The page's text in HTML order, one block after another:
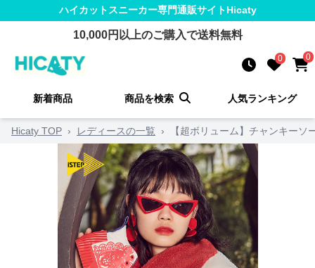
ハイカットスニーカー専門通販サイトHicaty
10,000円以上のご購入で送料無料
0 0
新着商品 商品を検索 人気ランキング
Hicaty TOP › レディースの一覧 › 【超ボリューム】チャンキー